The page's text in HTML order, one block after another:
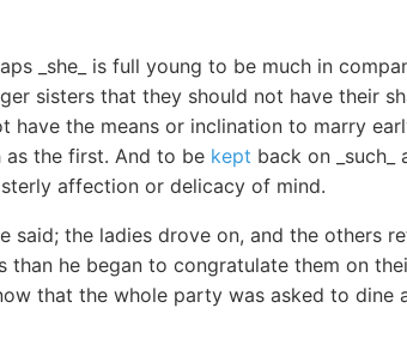
_she_ is full young to be much in
sisters that they should not have their
have the means or inclination to marry
the first. And to be kept back on
affection or delicacy of mind.
said; the ladies drove on, and the others
than he began to congratulate them on
that the whole party was asked to dine